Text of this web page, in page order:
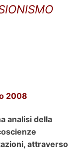
2008
analisi della
attraverso